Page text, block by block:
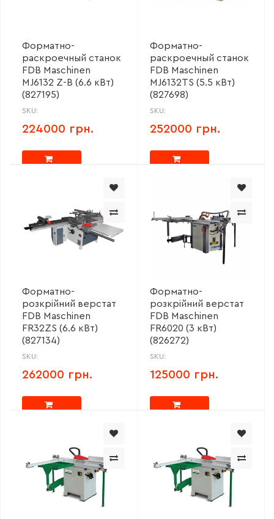
Форматно-
раскроечный станок
FDB Maschinen
MJ6132 Z-B (6.6 кВт)
(827195)
SKU:
224000 грн.
Форматно-
раскроечный станок
FDB Maschinen
MJ6132TS (5.5 кВт)
(827698)
SKU:
252000 грн.
Форматно-
розкрійний верстат
FDB Maschinen
FR32ZS (6.6 кВт)
(827134)
SKU:
262000 грн.
Форматно-
розкрійний верстат
FDB Maschinen
FR6020 (3 кВт)
(826272)
SKU:
125000 грн.